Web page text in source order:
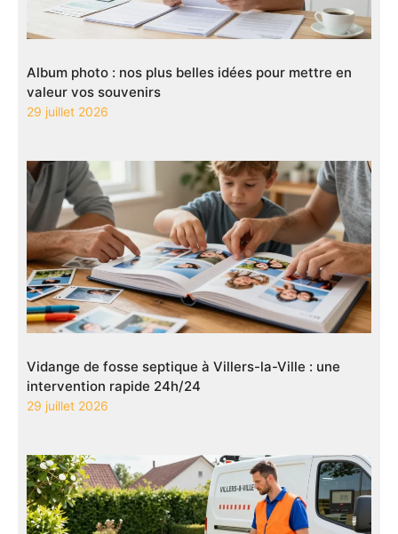
Album photo : nos plus belles idées pour mettre en
valeur vos souvenirs
29 juillet 2026
Vidange de fosse septique à Villers-la-Ville : une
intervention rapide 24h/24
29 juillet 2026